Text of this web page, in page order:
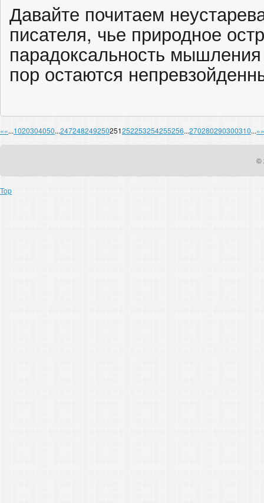
Давайте почитаем
писателя, чье природное
парадоксальность
пор остаются
««...1020304050...247248249250251252253254255256...270280290300310...»»
©
Top